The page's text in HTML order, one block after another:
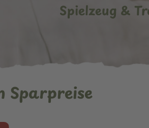
Spielzeug &
Sparpreise